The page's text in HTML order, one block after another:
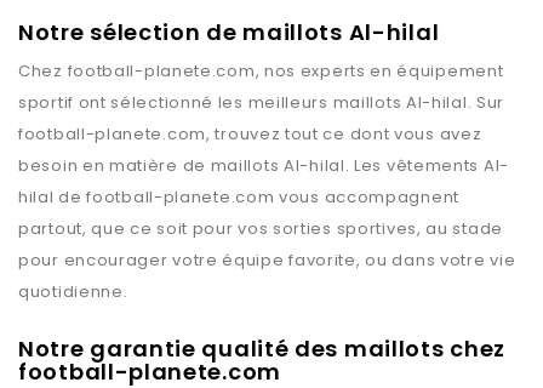
Notre sélection de maillots Al-hilal
Chez football-planete.com, nos experts en équipement
sportif ont sélectionné les meilleurs maillots Al-hilal. Sur
football-planete.com, trouvez tout ce dont vous avez
besoin en matière de maillots Al-hilal. Les vêtements Al-
hilal defootball-planete.com vous accompagnent
partout, que ce soit pour vos sorties sportives, au stade
pour encourager votre équipe favorite, ou dans votre vie
quotidienne.
Notre garantie qualité des maillots chez
football-planete.com